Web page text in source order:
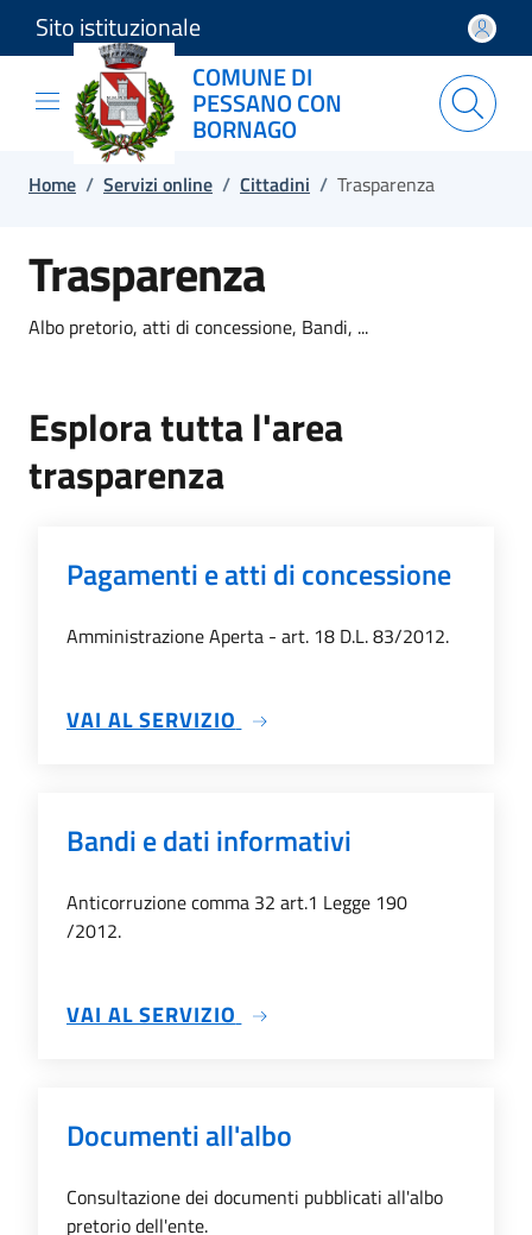
Salta e vai al contenuto
Salta e vai al footer
Sito istituzionale
COMUNE DI
PESSANO CON
BORNAGO
Home / Servizi online / Cittadini / Trasparenza
Trasparenza
Albo pretorio, atti di concessione, Bandi, ...
Esplora tutta l'area
trasparenza
Pagamenti e atti di concessione
Amministrazione Aperta - art. 18 D.L. 83/2012.
VAI AL SERVIZIO SU PAGAMENTI E ATTI DI
Bandi e dati informativi
Anticorruzione comma 32 art.1 Legge 190
/2012.
VAI AL SERVIZIO SU BANDI E DATI
Documenti all'albo
Consultazione dei documenti pubblicati all'albo
pretorio dell'ente.